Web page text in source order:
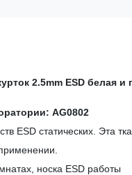
2.5mm ESD белая
AG0802
ESD статических. Эта
носка ESD работы